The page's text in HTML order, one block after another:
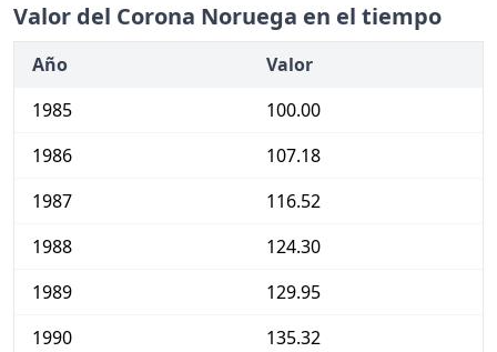
Valor del Corona Noruega en el tiempo
Año
Valor
1985
100.00
1986
107.18
1987
116.52
1988
124.30
1989
129.95
1990
135.32